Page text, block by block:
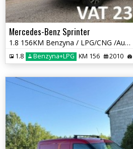
Mercedes-Benz Sprinter
1.8 156KM Benzyna / LPG/CNG /Automat/ Winda/ przebieg 45 tys km/
1.8 Benzyna+LPG KM 156 2010